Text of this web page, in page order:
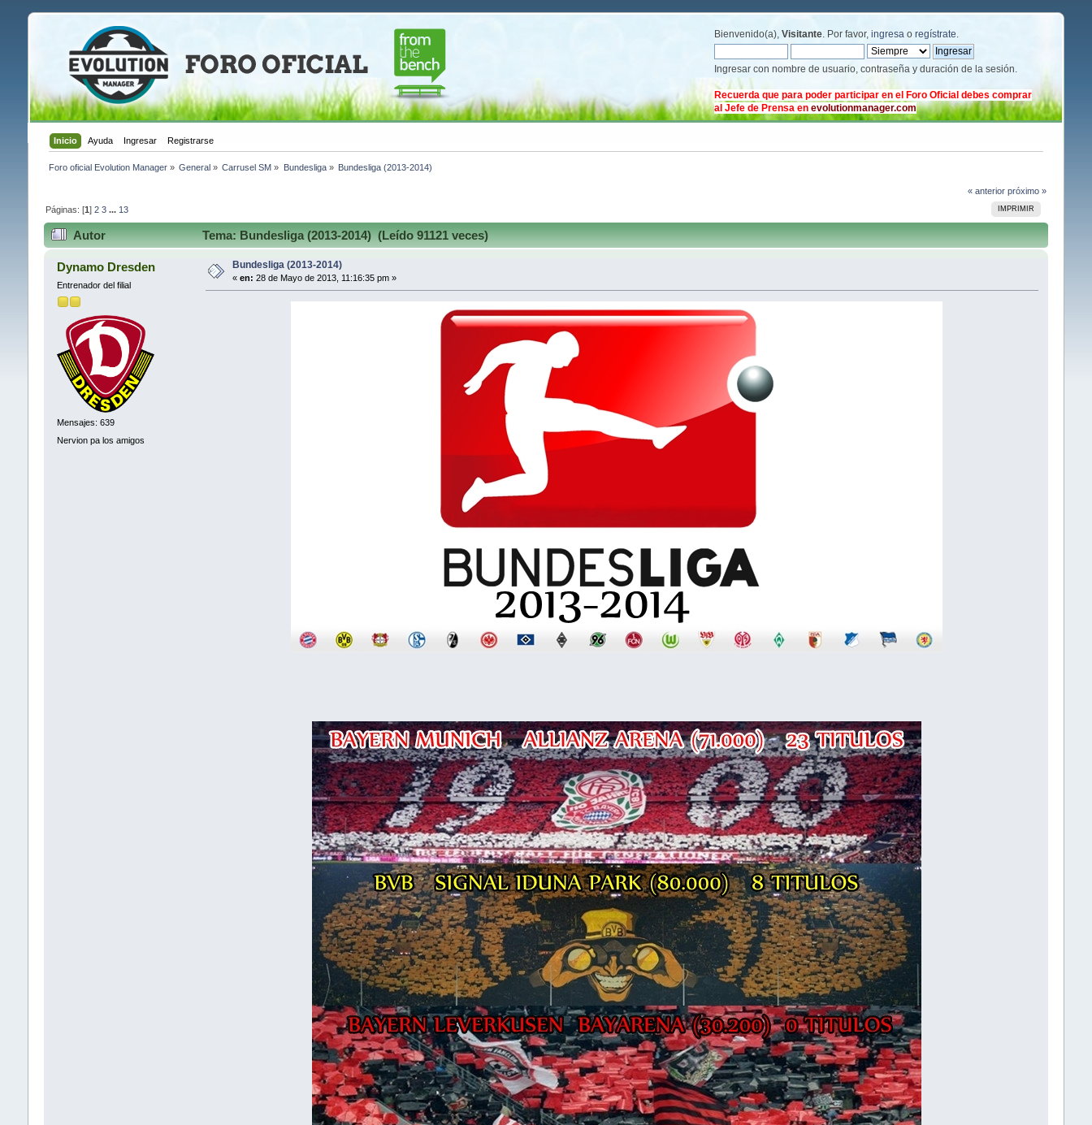
Bienvenido(a),Visitante. Por favor,ingresa oregístrate.
Ingresar con nombre de usuario, contraseña y duración de la sesión.
Recuerda que para poder participar en el Foro Oficial debes comprar
al Jefe de Prensa enevolutionmanager.com
Inicio Ayuda Ingresar Registrarse
Foro oficial Evolution Manager» General » Carrusel SM » Bundesliga» Bundesliga (2013-2014)
« anterior próximo »
IMPRIMIR
Páginas: [1] 2 3 ... 13
Autor Tema: Bundesliga (2013-2014) (Leído 91121 veces)
Dynamo Dresden
Entrenador del filial
Mensajes: 639
Nervion pa los amigos
Bundesliga (2013-2014)
« en: 28 de Mayo de 2013, 11:16:35 pm »